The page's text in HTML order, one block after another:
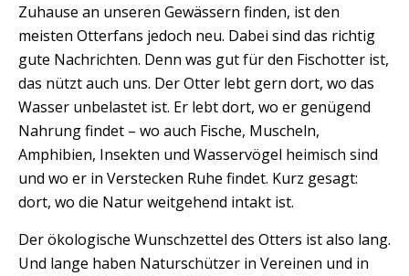
Zuhause an unseren Gewässern finden, ist den
meisten Otterfans jedoch neu. Dabei sind das richtig
gute Nachrichten. Denn was gut für den Fischotter ist,
das nützt auch uns. Der Otter lebt gern dort, wo das
Wasser unbelastet ist. Er lebt dort, wo er genügend
Nahrung findet – wo auch Fische, Muscheln,
Amphibien, Insekten und Wasservögel heimisch sind
und wo er in Verstecken Ruhe findet. Kurz gesagt:
dort, wo die Natur weitgehend intakt ist.
Der ökologische Wunschzettel des Otters ist also lang.
Und lange haben Naturschützer in Vereinen und in